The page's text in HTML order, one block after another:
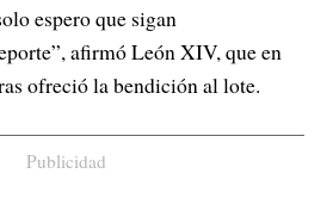
espero que sigan
afirmó León XIV, que en
ofreció la bendición al lote.
Publicidad